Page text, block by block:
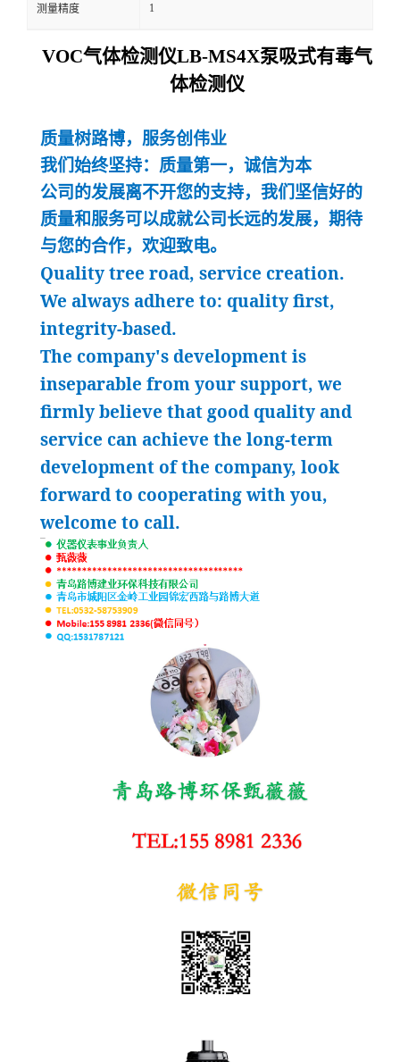
测量精度 1
VOC气体检测仪LB-MS4X泵吸式有毒气
体检测仪
质量树路博，服务创伟业
我们始终坚持：质量第一，诚信为本
公司的发展离不开您的支持，我们坚信好的
质量和服务可以成就公司长远的发展，期待
与您的合作，欢迎致电。
Quality tree road, service creation.
We always adhere to: quality first,
integrity-based.
The company's development is
inseparable from your support, we
firmly believe that good quality and
service can achieve the long-term
development of the company, look
forward to cooperating with you,
welcome to call.